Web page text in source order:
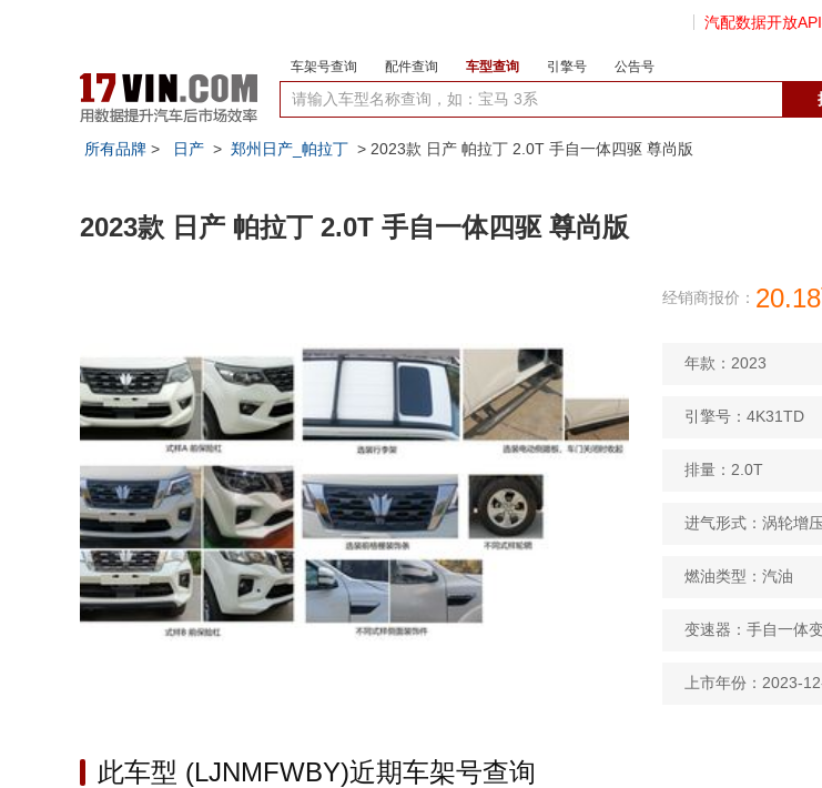
汽配数据开放
车架号查询 配件查询 车型查询 引擎号 公告号
所有品牌 > 日产 > 郑州日产_帕拉丁 > 2023款 日产 帕拉丁 2.0T 手自一体四驱 尊尚版
2023款 日产 帕拉丁 2.0T 手自一体四驱 尊尚版
经销商报价：
年款：2023
引擎号：4K31TD
排量：2.0T
进气形式：涡轮增
燃油类型：汽油
变速器：手自一体
上市年份：2023-
此车型 (LJNMFWBY)近期车架号查询